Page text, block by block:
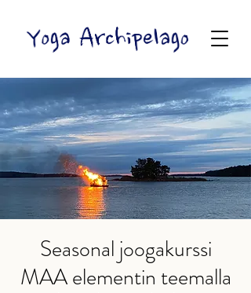
Seasonal joogakurssi
MAA elementin teemalla